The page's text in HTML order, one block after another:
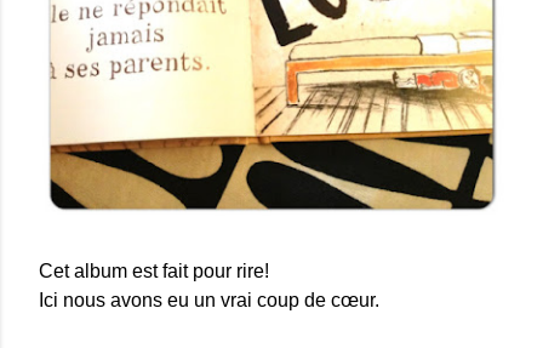
Cet album est fait pour rire!
Ici nous avons eu un vrai coup de cœur.